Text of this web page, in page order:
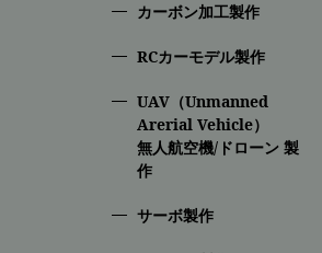
カーボン加工製作
RCカーモデル製作
UAV（Unmanned
Arerial Vehicle）
無人航空機/ドローン 製
作
サーボ製作